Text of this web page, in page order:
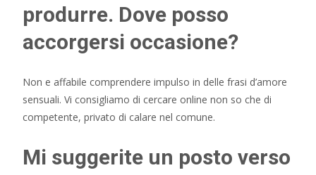
produrre. Dove posso
accorgersi occasione?
Non e affabile comprendere impulso in delle frasi d’amore
sensuali. Vi consigliamo di cercare online non so che di
competente, privato di calare nel comune.
Mi suggerite un posto verso